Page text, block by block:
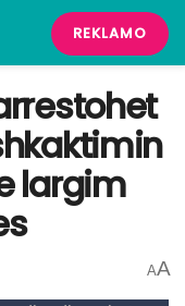
REKLAMO
largim
AA